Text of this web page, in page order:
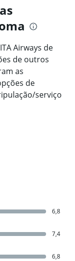
Airways de
de outros
as
de
serviço
6,8
7,4
6,8